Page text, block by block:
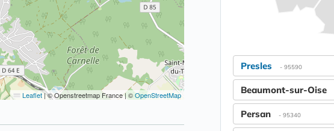
Leaflet|© Openstreetmap France | ©OpenStreetMap
Presles - 95590
Beaumont-sur-Oise
Persan - 95340